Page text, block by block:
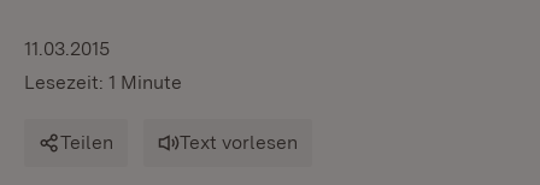
11.03.2015
Lesezeit: 1 Minute
Teilen Text vorlesen